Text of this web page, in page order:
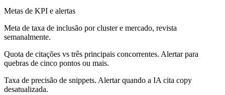
Metas de KPI e alertas
Meta de taxa de inclusão por cluster e mercado, revista
semanalmente.
Quota de citações vs três principais concorrentes. Alertar para
quebras de cinco pontos ou mais.
Taxa de precisão de snippets. Alertar quando a IA cita copy
desatualizada.